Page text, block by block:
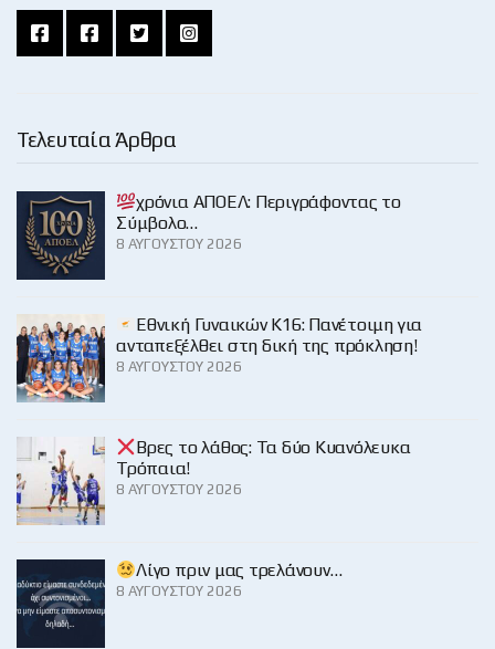
Τελευταία Άρθρα
χρόνια ΑΠΟΕΛ: Περιγράφοντας το
Σύμβολο…
8 ΑΥΓΟΎΣΤΟΥ 2026
Εθνική Γυναικών Κ16: Πανέτοιμη για
ανταπεξέλθει στη δική της πρόκληση!
8 ΑΥΓΟΎΣΤΟΥ 2026
Βρες το λάθος: Τα δύο Κυανόλευκα
Τρόπαια!
8 ΑΥΓΟΎΣΤΟΥ 2026
Λίγο πριν μας τρελάνουν…
8 ΑΥΓΟΎΣΤΟΥ 2026